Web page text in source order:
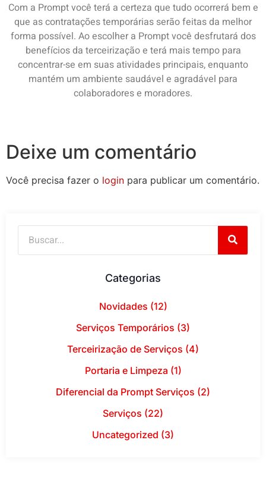
Com a Prompt você terá a certeza que tudo ocorrerá bem e
que as contratações temporárias serão feitas da melhor
forma possível. Ao escolher a Prompt você desfrutará dos
benefícios da terceirização e terá mais tempo para
concentrar-se em suas atividades principais, enquanto
mantém um ambiente saudável e agradável para
colaboradores e moradores.
Deixe um comentário
Você precisa fazer o login para publicar um comentário.
Categorias
Novidades (12)
Serviços Temporários (3)
Terceirização de Serviços (4)
Portaria e Limpeza (1)
Diferencial da Prompt Serviços (2)
Serviços (22)
Uncategorized (3)